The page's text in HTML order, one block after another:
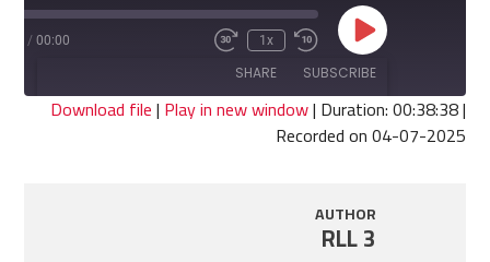
Play
Episode
Rewind
10
Seconds
1x
Fast
seconds
00:00
/
SUBSCRIBE
SHARE
SHARE
Download file| Play in new window| Duration: 00:38:38|
Recorded on 04-07-2025
AUTHOR
RLL 3